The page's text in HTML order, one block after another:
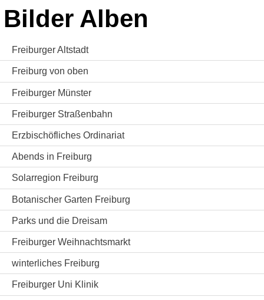
Bilder Alben
Freiburger Altstadt
Freiburg von oben
Freiburger Münster
Freiburger Straßenbahn
Erzbischöfliches Ordinariat
Abends in Freiburg
Solarregion Freiburg
Botanischer Garten Freiburg
Parks und die Dreisam
Freiburger Weihnachtsmarkt
winterliches Freiburg
Freiburger Uni Klinik